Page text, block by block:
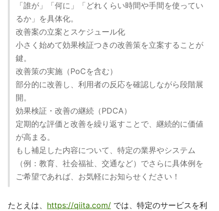
「誰が」「何に」「どれくらい時間や手間を使ってい
るか」を具体化。
改善案の立案とスケジュール化
小さく始めて効果検証つきの改善策を立案することが
鍵。
改善策の実施（PoCを含む）
部分的に改善し、利用者の反応を確認しながら段階展
開。
効果検証・改善の継続（PDCA）
定期的な評価と改善を繰り返すことで、継続的に価値
が高まる。
もし補足した内容について、特定の業界やシステム
（例：教育、社会福祉、交通など）でさらに具体例を
ご希望であれば、お気軽にお知らせください！
たとえは、 https://qiita.com/ では、特定のサービスを利